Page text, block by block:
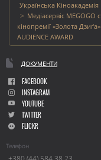
Українська Кіноакадемія
Медіасервіс
кінопремії «Золота
AUDIENCE AWARD
ДОКУМЕНТИ
FACEBOOK
INSTAGRAM
YOUTUBE
TWITTER
FLICKR
Телефон